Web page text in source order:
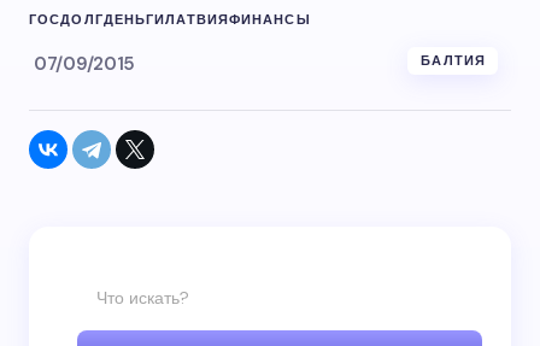
ГОСДОЛГДЕНЬГИЛАТВИЯФИНАНСЫ
07/09/2015 БАЛТИЯ